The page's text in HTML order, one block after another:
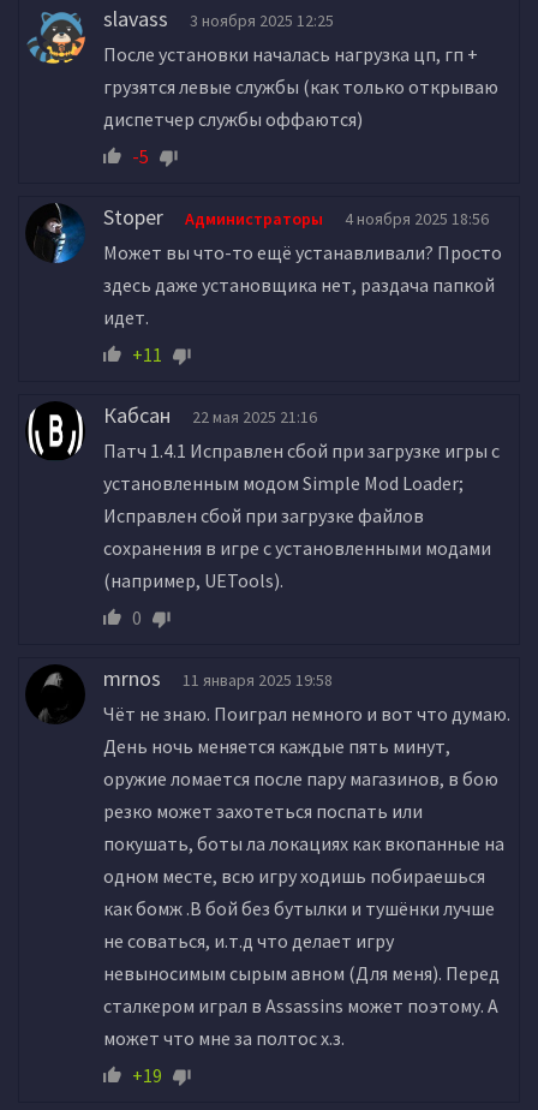
slavass 3 ноября 2025 12:25
После установки началась нагрузка цп, гп +
грузятся левые службы (как только открываю
диспетчер службы оффаются)
-5
Stoper Администраторы 4 ноября 2025 18:56
Может вы что-то ещё устанавливали? Просто
здесь даже установщика нет, раздача папкой
идет.
+11
Кабсан 22 мая 2025 21:16
Патч 1.4.1 Исправлен сбой при загрузке игры с
установленным модом Simple Mod Loader;
Исправлен сбой при загрузке файлов
сохранения в игре с установленными модами
(например, UETools).
0
mrnos 11 января 2025 19:58
Чёт не знаю. Поиграл немного и вот что думаю.
День ночь меняется каждые пять минут,
оружие ломается после пару магазинов, в бою
резко может захотеться поспать или
покушать, боты ла локациях как вкопанные на
одном месте, всю игру ходишь побираешься
как бомж .В бой без бутылки и тушёнки лучше
не соваться, и.т.д что делает игру
невыносимым сырым авном (Для меня). Перед
сталкером играл в Assassins может поэтому. А
может что мне за полтос х.з.
+19